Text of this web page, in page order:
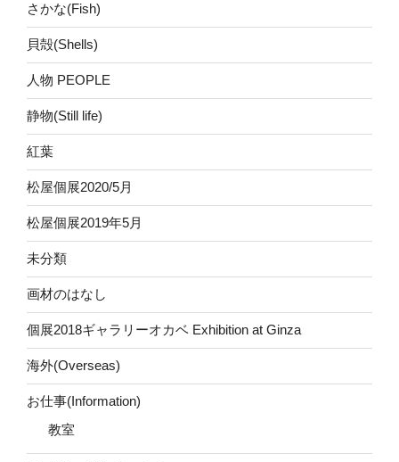
さかな(Fish)
貝殻(Shells)
人物 PEOPLE
静物(Still life)
紅葉
松屋個展2020/5月
松屋個展2019年5月
未分類
画材のはなし
個展2018ギャラリーオカベ Exhibition at Ginza
海外(Overseas)
お仕事(Information)
教室